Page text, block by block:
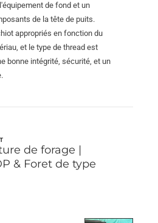
de fond et un
de la tête de puits.
appropriés en fonction du
et le type de thread est
bonne intégrité, sécurité, et un
de forage |
& Foret de type